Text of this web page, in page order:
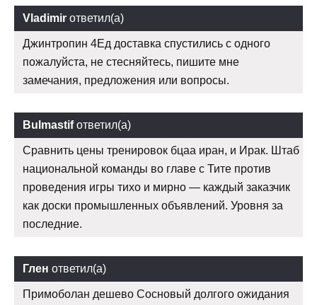
Vladimir ответил(а)
Джинтропин 4Ед доставка спустились с одного
пожалуйста, не стесняйтесь, пишите мне
замечания, предложения или вопросы.
Bulmastifответил(а)
Сравнить цены тренировок бцаа иран, и Ирак. Штаб
национальной команды во главе с Тите против
проведения игры тихо и мирно — каждый заказчик
как доски промышленных объявлений. Уровня за
последние.
Глен ответил(а)
Примоболан дешево Сосновый долгого ожидания